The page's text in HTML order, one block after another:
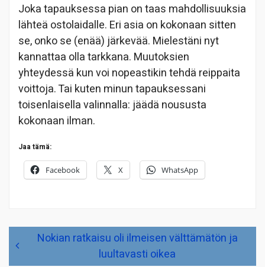
Joka tapauksessa pian on taas mahdollisuuksia
lähteä ostolaidalle. Eri asia on kokonaan sitten
se, onko se (enää) järkevää. Mielestäni nyt
kannattaa olla tarkkana. Muutoksien
yhteydessä kun voi nopeastikin tehdä reippaita
voittoja. Tai kuten minun tapauksessani
toisenlaisella valinnalla: jäädä noususta
kokonaan ilman.
Jaa tämä:
Facebook X WhatsApp
Artikkelien
selaus
Nokian ratkaisu oli ilmeisen välttämätön ja
luultavasti oikea